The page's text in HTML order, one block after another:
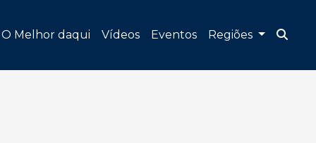
O Melhor daqui Vídeos Eventos Regiões